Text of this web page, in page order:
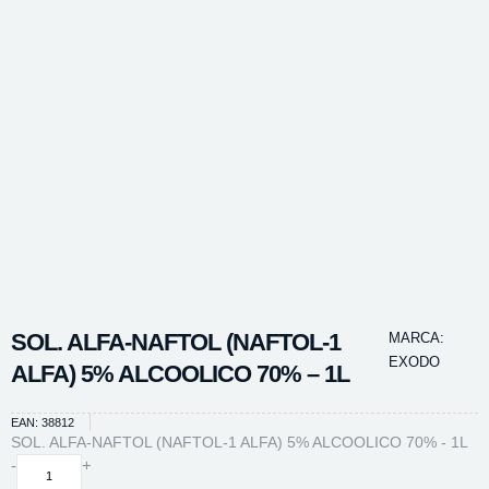
SOL. ALFA-NAFTOL (NAFTOL-1
ALFA) 5% ALCOOLICO 70% – 1L
MARCA:
EXODO
EAN: 38812
SOL. ALFA-NAFTOL (NAFTOL-1 ALFA) 5% ALCOOLICO 70% - 1L
-
SOL.
+